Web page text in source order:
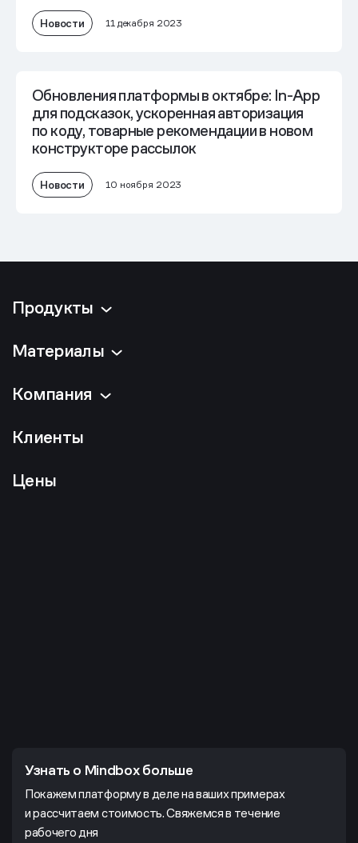
Новости 11 декабря 2023
Обновления платформы в октябре: In-App
для подсказок, ускоренная авторизация
по коду, товарные рекомендации в новом
конструкторе рассылок
Новости 10 ноября 2023
Продукты
Материалы
Компания
Клиенты
Цены
Узнать о Mindbox больше
Покажем платформу в деле на ваших примерах
и рассчитаем стоимость. Свяжемся в течение
рабочего дня